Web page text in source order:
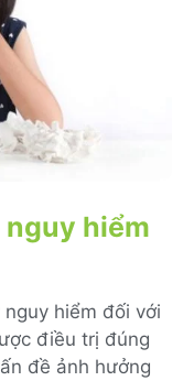
nguy hiểm
hiểm đối với
điều trị đúng
đề ảnh hưởng